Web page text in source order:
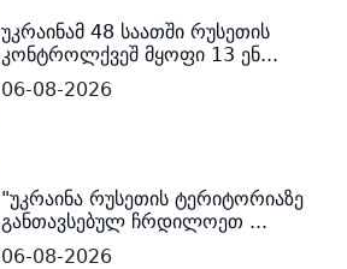
უკრაინამ 48 საათში რუსეთის
კონტროლქვეშ მყოფი 13 ენ...
06-08-2026
"უკრაინა რუსეთის ტერიტორიაზე
განთავსებულ ჩრდილოეთ ...
06-08-2026